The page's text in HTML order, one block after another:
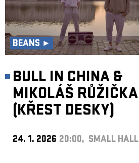
BEANS ►
BULL IN CHINA &
MIKOLÁŠ RŮŽIČKA
(KŘEST DESKY)
24. 1. 2026 20:00, SMALL HALL